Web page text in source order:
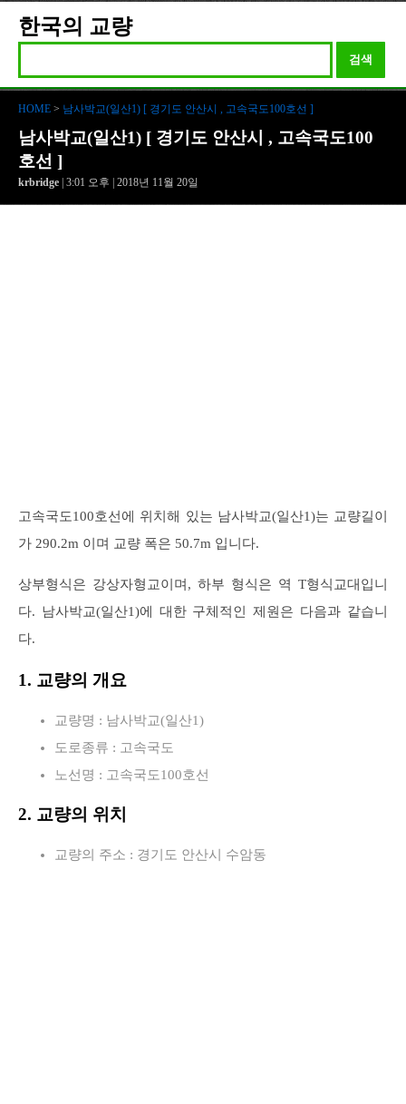
한국의 교량
검색
HOME > 남사박교(일산1) [ 경기도 안산시 , 고속국도100호선 ]
남사박교(일산1) [ 경기도 안산시 , 고속국도100
호선 ]
krbridge | 3:01 오후 | 2018년 11월 20일
고속국도100호선에 위치해 있는 남사박교(일산1)는 교량길이
가 290.2m 이며 교량 폭은 50.7m 입니다.
상부형식은 강상자형교이며, 하부 형식은 역 T형식교대입니
다. 남사박교(일산1)에 대한 구체적인 제원은 다음과 같습니
다.
1. 교량의 개요
교량명 : 남사박교(일산1)
도로종류 : 고속국도
노선명 : 고속국도100호선
2. 교량의 위치
교량의 주소 : 경기도 안산시 수암동